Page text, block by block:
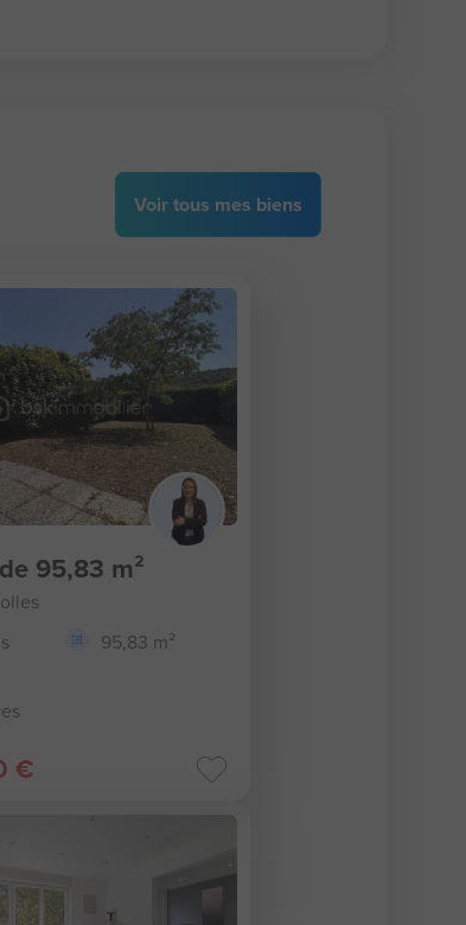
Voirtous mes biens
95,83 m²
95,83 m²
€